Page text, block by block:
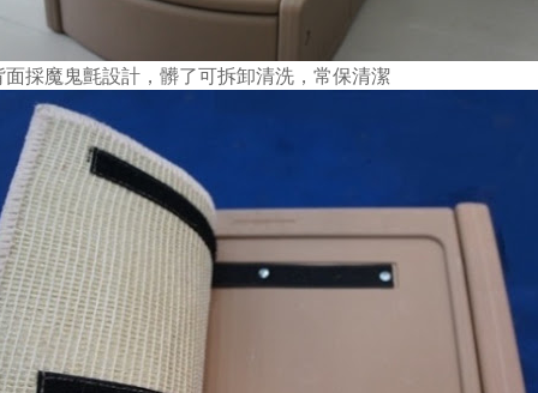
面採魔鬼氈設計，髒了可拆卸清洗，常保清潔